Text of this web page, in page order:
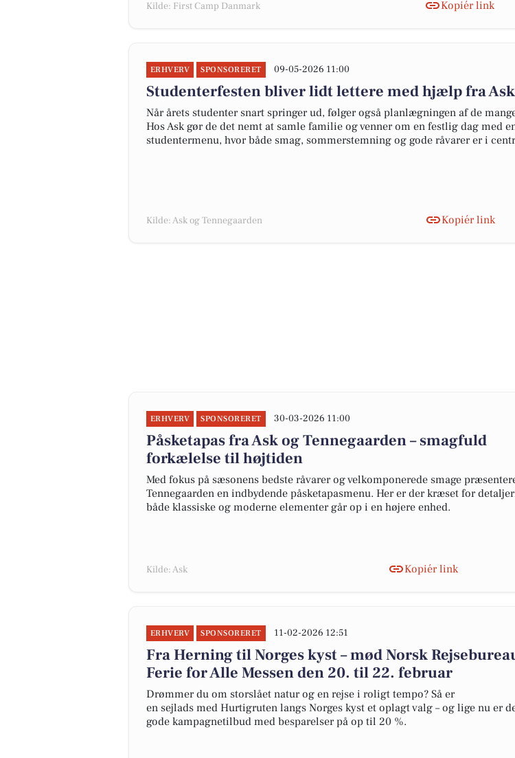
Kilde: First Camp Danmark Kopiér link
ERHVERV SPONSORERET 09-05-2026 11:00
Studenterfesten bliver lidt lettere med hjælp fra Ask
Når årets studenter snart springer ud, følger også planlægningen af de
Hos Ask gør de det nemt at samle familie og venner om en festlig dag med
studentermenu, hvor både smag, sommerstemning og gode råvarer er i
Kilde: Ask og Tennegaarden Kopiér link
ERHVERV SPONSORERET 30-03-2026 11:00
Påsketapas fra Ask og Tennegaarden – smagfuld
forkælelse til højtiden
Med fokus på sæsonens bedste råvarer og velkomponerede smage
Tennegaarden en indbydende påsketapasmenu. Her er der kræset for
både klassiske og moderne elementer går op i en højere enhed.
Kilde: Ask Kopiér link
ERHVERV SPONSORERET 11-02-2026 12:51
Fra Herning til Norges kyst – mød Norsk
Ferie for Alle Messen den 20. til 22. februar
Drømmer du om storslået natur og en rejse i roligt tempo? Så er
en sejlads med Hurtigruten langs Norges kyst et oplagt valg – og lige nu er
gode kampagnetilbud med besparelser på op til 20 %.